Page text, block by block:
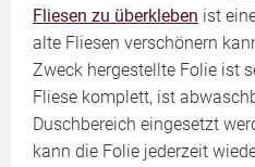
Fliesen zu überkleben ist
alte Fliesen verschönern
Zweck hergestellte Folie ist
Fliese komplett, ist
Duschbereich eingesetzt
kann die Folie jederzeit